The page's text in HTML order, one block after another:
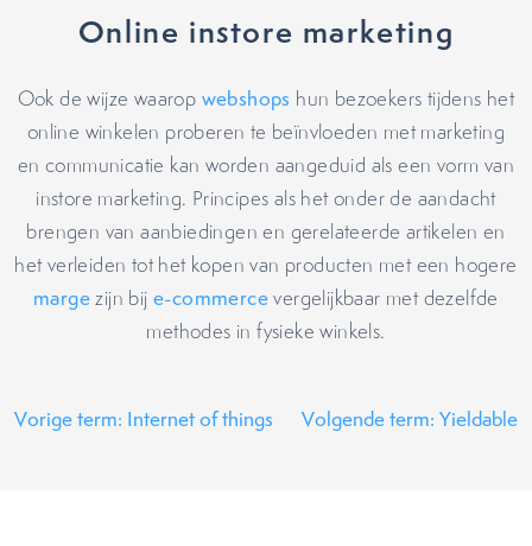
Online instore marketing
Ook de wijze waarop webshops hun bezoekers tijdens het
online winkelen proberen te beïnvloeden met marketing
en communicatie kan worden aangeduid als een vorm van
instore marketing. Principes als het onder de aandacht
brengen van aanbiedingen en gerelateerde artikelen en
het verleiden tot het kopen van producten met een hogere
margezijn bije-commercevergelijkbaar met dezelfde
methodes in fysieke winkels.
Vorige term: Internet of things Volgende term: Yieldable